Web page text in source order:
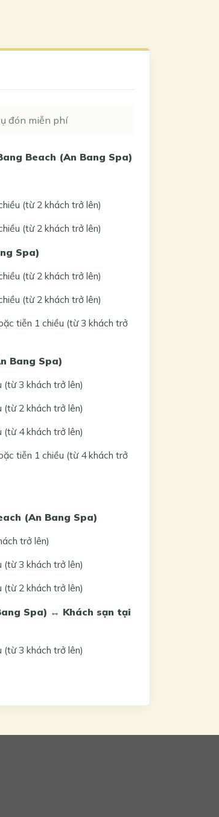
đón miễn phí
Beach (An Bang Spa)
(từ 2 khách trở lên)
(từ 2 khách trở lên)
Spa)
(từ 2 khách trở lên)
(từ 2 khách trở lên)
tiễn 1 chiều (từ 3 khách trở
Bang Spa)
(từ 3 khách trở lên)
(từ 2 khách trở lên)
(từ 4 khách trở lên)
tiễn 1 chiều (từ 4 khách trở
(An Bang Spa)
trở lên)
(từ 3 khách trở lên)
(từ 2 khách trở lên)
Spa) ↔ Khách sạn tại
(từ 3 khách trở lên)